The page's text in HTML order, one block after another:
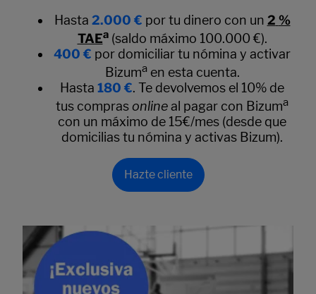
Hasta 2.000 € por tu dinero con un 2 %
TAEa (saldo máximo 100.000 €).
400 € por domiciliar tu nómina y activar
Bizuma en esta cuenta.
Hasta 180 €. Te devolvemos el 10% de
tus compras onlineal pagar con Bizuma
con un máximo de 15€/mes (desde que
domicilias tu nómina y activas Bizum).
Hazte cliente